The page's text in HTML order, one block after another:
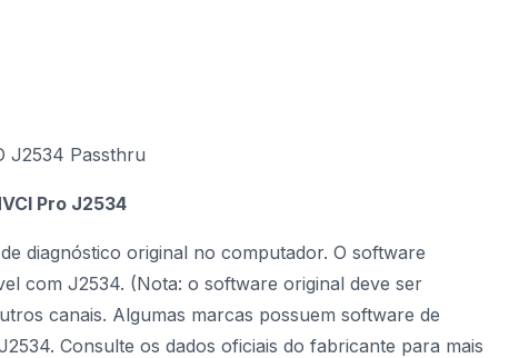
J2534 Passthru
Pro J2534
diagnóstico original no computador. O software
com J2534. (Nota: o software original deve ser
canais. Algumas marcas possuem software de
Consulte os dados oficiais do fabricante para mais